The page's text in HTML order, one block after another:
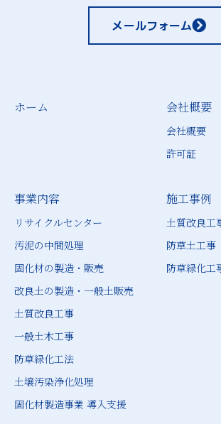
メールフォーム
ホーム 会社概要
会社概要
許可証
事業内容
リサイクルセンター
汚泥の中間処理
固化材の製造・販売
改良土の製造・一般土販売
土質改良工事
一般土木工事
防草緑化工法
土壌汚染浄化処理
固化材製造事業 導入支援
施工事例
土質改良工
防草土工事
防草緑化工